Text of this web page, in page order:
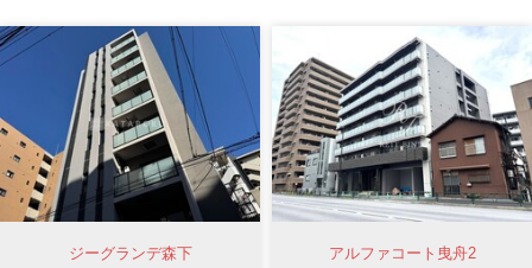
ジーグランデ森下 アルファコート曳舟2